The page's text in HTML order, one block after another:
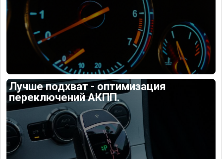
Лучше подхват - оптимизация
переключений АКПП.